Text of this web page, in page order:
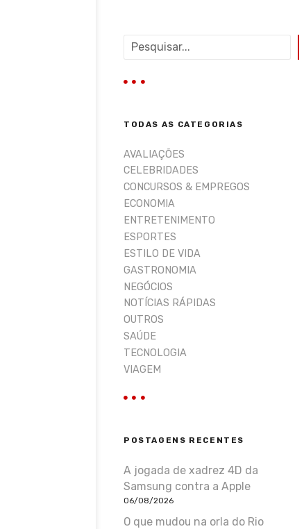
q
s
r
TODAS AS CATEGORIAS
AVALIAÇÕES
CELEBRIDADES
CONCURSOS & EMPREGOS
ECONOMIA
ENTRETENIMENTO
ESPORTES
ESTILO DE VIDA
GASTRONOMIA
NEGÓCIOS
NOTÍCIAS RÁPIDAS
OUTROS
SAÚDE
TECNOLOGIA
VIAGEM
POSTAGENS RECENTES
A jogada de xadrez 4D da
Samsung contra a Apple
06/08/2026
O que mudou na orla do Rio